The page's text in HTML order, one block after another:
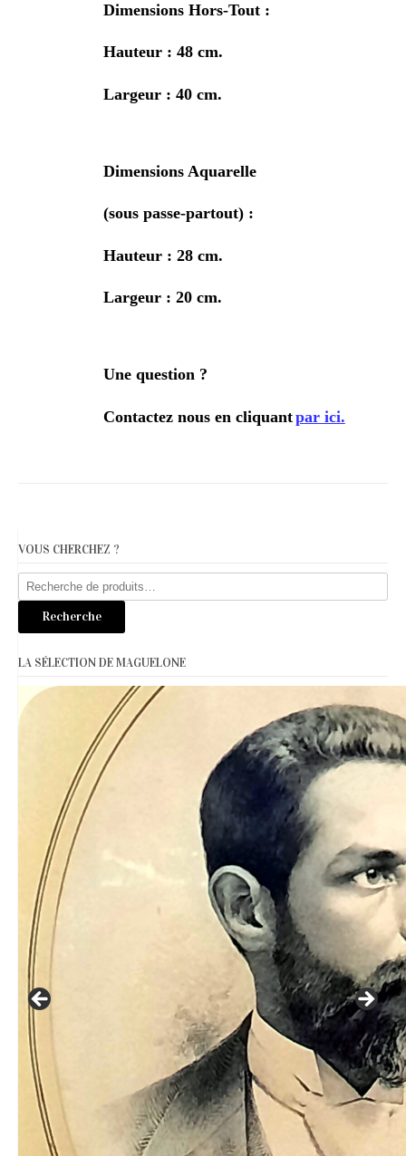
Dimensions Hors-Tout :
Hauteur : 48 cm.
Largeur : 40 cm.
Dimensions Aquarelle
(sous passe-partout) :
Hauteur : 28 cm.
Largeur : 20 cm.
Une question ?
Contactez nous en cliquantpar ici.
VOUS CHERCHEZ ?
Recherche
pour :
Recherche
LA SÉLECTION DE MAGUELONE